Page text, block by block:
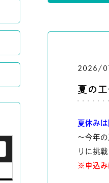
2026/
夏の
夏休み
～今年
りに挑
※申込み